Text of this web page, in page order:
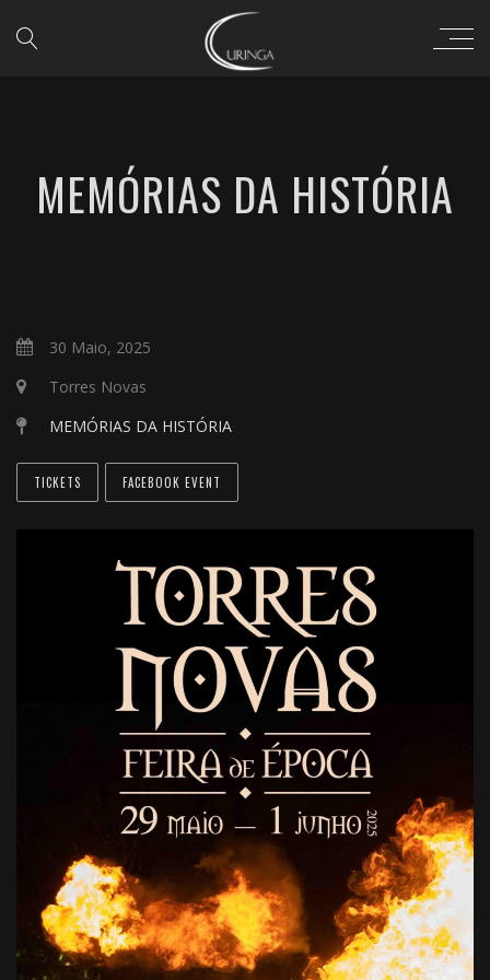
MEMÓRIAS DA HISTÓRIA
30 Maio, 2025
Torres Novas
MEMÓRIAS DA HISTÓRIA
TICKETS FACEBOOK EVENT